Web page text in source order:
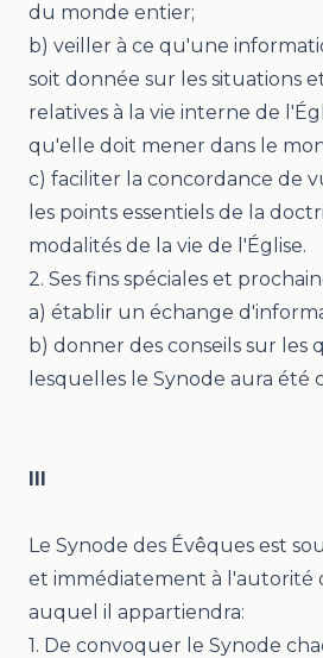
du monde entier;
b) veiller à ce qu'une
soit donnée sur les situations
relatives à la vie interne de
qu'elle doit mener dans le
c) faciliter la concordance de
les points essentiels de la
modalités de la vie de l'Église.
2. Ses fins spéciales et
a) établir un échange
b) donner des conseils sur les
lesquelles le Synode aura été
III
Le Synode des Évêques est
et immédiatement à l'autorité
auquel il appartiendra:
1. De convoquer le Synode